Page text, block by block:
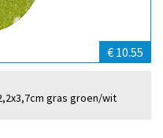
€ 10.55
gras groen/wit